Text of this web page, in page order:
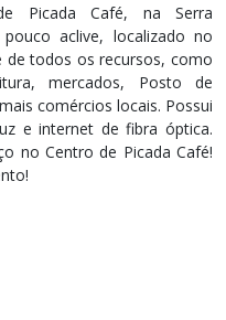
Picada Café, na Serra
aclive, localizado no
de todos os recursos, como
mercados, Posto de
comércios locais. Possui
e internet de fibra óptica.
no Centro de Picada Café!